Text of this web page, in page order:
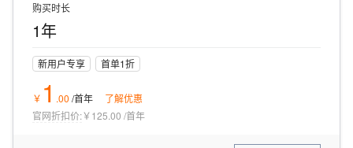
购买时长
1年
新用户专享 首单1折
￥ 1 .00 /首年
了解优惠
官网折扣价:￥125.00 /首年